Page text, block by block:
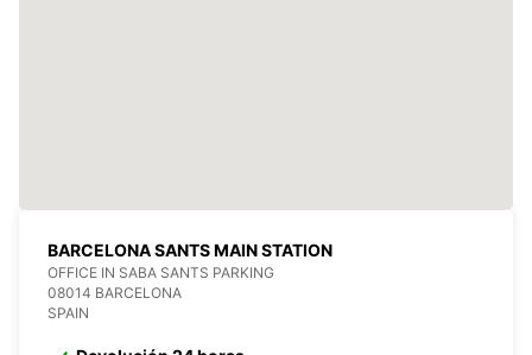
BARCELONA SANTS MAIN STATION
OFFICE IN SABA SANTS PARKING
08014 BARCELONA
SPAIN